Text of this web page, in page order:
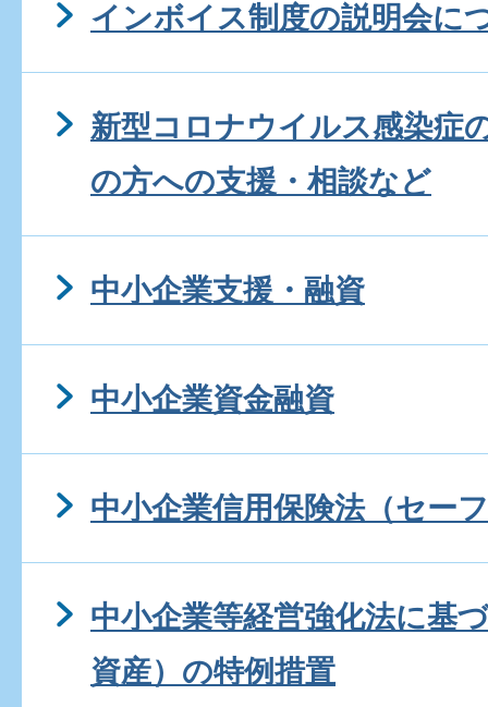
インボイス制度の説明会に
新型コロナウイルス感染症
の方への支援・相談など
中小企業支援・融資
中小企業資金融資
中小企業信用保険法（セー
中小企業等経営強化法に基
資産）の特例措置